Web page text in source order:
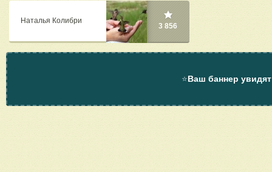
Наталья Колибри
3 856
⭐Ваш баннер